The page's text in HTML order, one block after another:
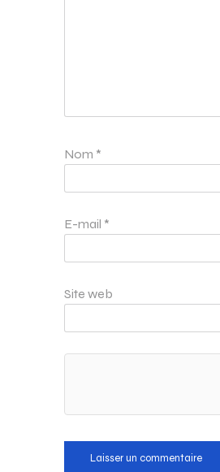
Nom *
E-mail *
Site web